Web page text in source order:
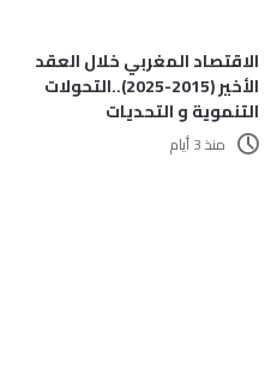
الاقتصاد المغربي خلال العقد
الأخير (2015-2025)..التحولات
التنموية و التحديات
منذ 3 أيام